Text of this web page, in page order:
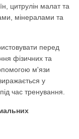
цитрулін малат та
мінералами та
перед
фізичних та
м'язи
у
час тренування.